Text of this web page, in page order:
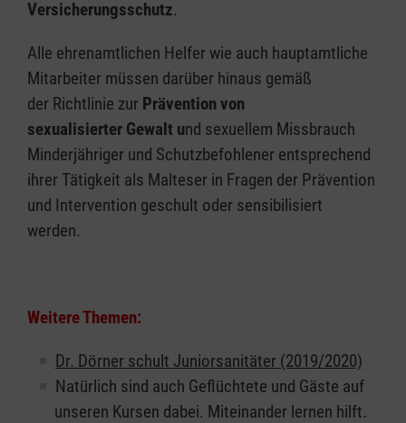
Versicherungsschutz.
Alle ehrenamtlichen Helfer wie auch hauptamtliche
Mitarbeiter müssen darüber hinaus gemäß
der Richtlinie zur Prävention von
sexualisierter Gewalt und sexuellem Missbrauch
Minderjähriger und Schutzbefohlener entsprechend
ihrer Tätigkeit als Malteser in Fragen der Prävention
und Intervention geschult oder sensibilisiert
werden.
Weitere Themen:
Dr. Dörner schult Juniorsanitäter (2019/2020)
Natürlich sind auch Geflüchtete und Gäste auf
unseren Kursen dabei. Miteinander lernen hilft.